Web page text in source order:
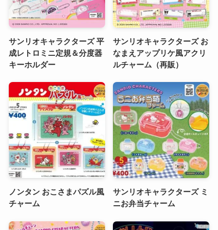
サンリオキャラクターズ 平
成レトロミニ定規＆分度器
キーホルダー
サンリオキャラクターズ お
なまえアップリケ風アクリ
ルチャーム（再販）
ノンタン おこさまパズル風
チャーム
サンリオキャラクターズ ミ
ニお弁当チャーム